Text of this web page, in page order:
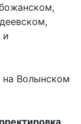
и
на Волынском